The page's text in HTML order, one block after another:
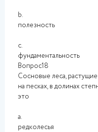
b.
полезность
c.
фундаментальность
Вопрос18
Сосновые леса,
на песках, в долинах
это
a.
редколесья